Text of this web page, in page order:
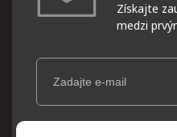
Získajte
medzi